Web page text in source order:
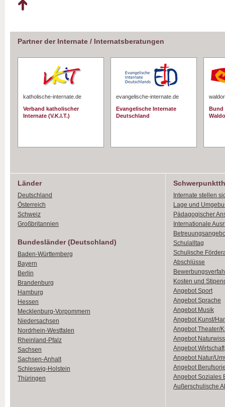
Partner der Internate / Internatsberatungen
katholische-internate.de
Verband katholischer
Internate (V.K.I.T.)
evangelische-internate.de
Evangelische Internate
Deutschland
Bund
Länder
Deutschland
Österreich
Schweiz
Großbritannien
Bundesländer (Deutschland)
Baden-Württemberg
Bayern
Berlin
Brandenburg
Hamburg
Hessen
Mecklenburg-Vorpommern
Niedersachsen
Nordrhein-Westfalen
Rheinland-Pfalz
Sachsen
Sachsen-Anhalt
Schleswig-Holstein
Thüringen
Internate stellen
Lage und
Pädagogischer
Internationale
Schulalltag
Schulische
Abschlüsse
Kosten und
Angebot Sport
Angebot Sprache
Angebot Musik
Angebot Kunst/
Angebot Theater/
Angebot
Angebot Wirtschaft
Angebot Natur/
Angebot
Angebot Soziales
Außerschulische